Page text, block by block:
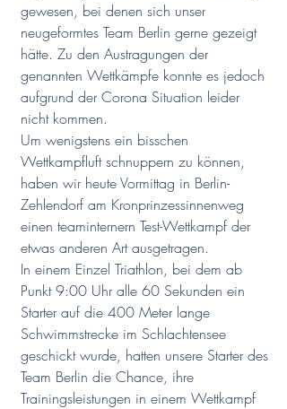
gewesen, bei denen sich unser
neugeformtes Team Berlin gerne gezeigt
hätte. Zu den Austragungen der
genannten Wettkämpfe konnte es jedoch
aufgrund der Corona Situation leider
nicht kommen.
Um wenigstens ein bisschen
Wettkampfluft schnuppern zu können,
haben wir heute Vormittag in Berlin-
Zehlendorf am Kronprinzessinnenweg
einen teaminternern Test-Wettkampf der
etwas anderen Art ausgetragen.
In einem Einzel Triathlon, bei dem ab
Punkt 9:00 Uhr alle 60 Sekunden ein
Starter auf die 400 Meter lange
Schwimmstrecke im Schlachtensee
geschickt wurde, hatten unsere Starter des
Team Berlin die Chance, ihre
Trainingsleistungen in einem Wettkampf